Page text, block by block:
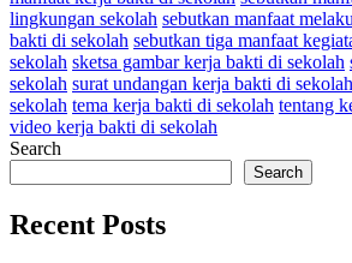
lingkungan sekolah sebutkan manfaat
bakti di sekolah sebutkan tiga manfaat
sekolah sketsa gambar kerja bakti di sekolah
sekolah surat undangan kerja bakti di sekolah
sekolah tema kerja bakti di sekolah tentang
video kerja bakti di sekolah
Search
Search
Recent Posts